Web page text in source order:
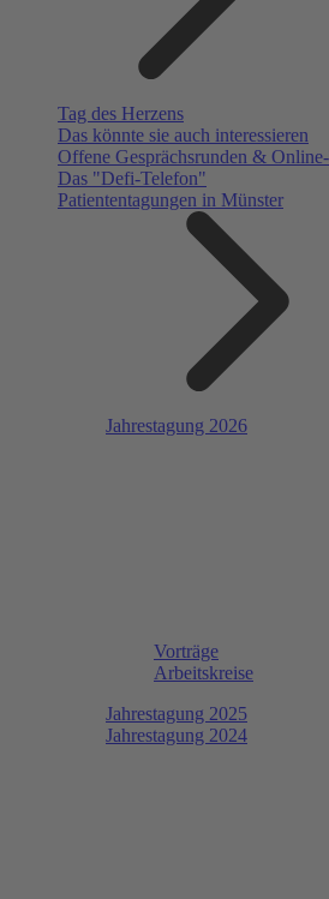
Tag des Herzens
Das könnte sie auch interessieren
Offene Gesprächsrunden &
Das "Defi-Telefon"
Patiententagungen in Münster
Jahrestagung 2026
Vorträge
Arbeitskreise
Jahrestagung 2025
Jahrestagung 2024